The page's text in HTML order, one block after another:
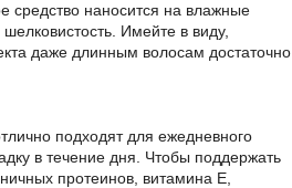
средство наносится на влажные
Имейте в виду,
даже длинным волосам достаточно
подходят для ежедневного
в течение дня. Чтобы поддержать
протеинов, витамина Е,